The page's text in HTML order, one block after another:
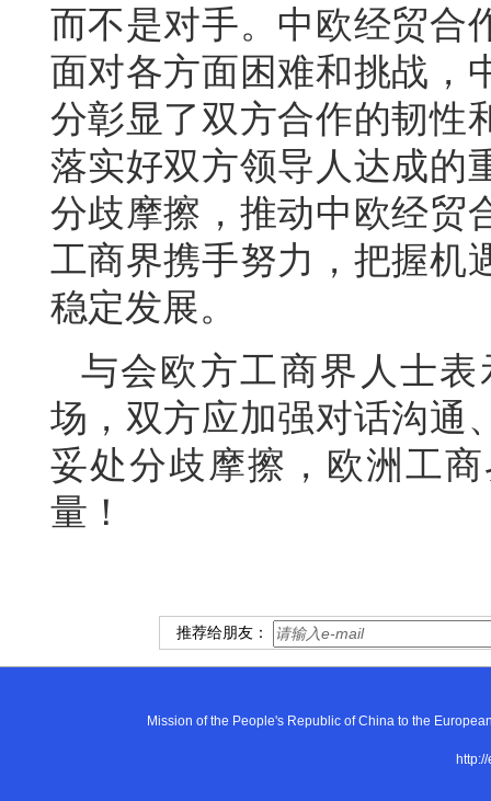
而不是对手。中欧经贸合
面对各方面困难和挑战，
分彰显了双方合作的韧性
落实好双方领导人达成的
分歧摩擦，推动中欧经贸
工商界携手努力，把握机
稳定发展。
与会欧方工商界人士
场，双方应加强对话沟通
妥处分歧摩擦，欧洲工
量！
推荐给朋友：
Mission of the People's Republic of China to the